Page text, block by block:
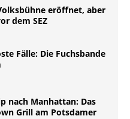
eröffnet, aber
dem SEZ
Fälle: Die Fuchsbande
nach Manhattan: Das
Grill am Potsdamer